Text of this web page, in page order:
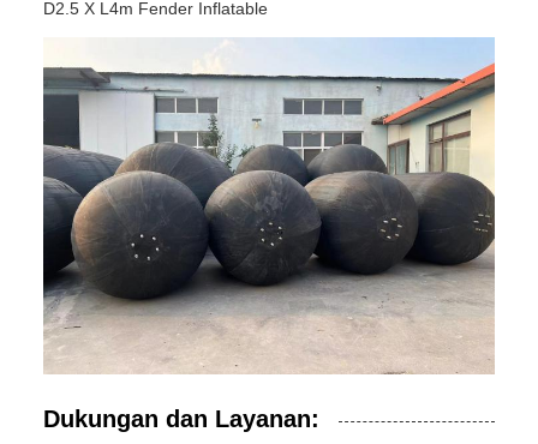
D2.5 X L4m Fender Inflatable
Dukungan dan Layanan: